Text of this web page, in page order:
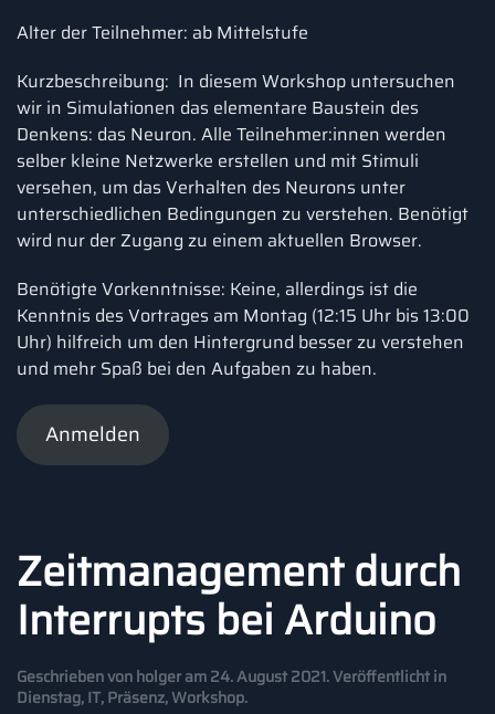
Alter der Teilnehmer: ab Mittelstufe
Kurzbeschreibung: In diesem Workshop untersuchen
wir in Simulationen das elementare Baustein des
Denkens: das Neuron. Alle Teilnehmer:innen werden
selber kleine Netzwerke erstellen und mit Stimuli
versehen, um das Verhalten des Neurons unter
unterschiedlichen Bedingungen zu verstehen. Benötigt
wird nur der Zugang zu einem aktuellen Browser.
Benötigte Vorkenntnisse: Keine, allerdings ist die
Kenntnis des Vortrages am Montag (12:15 Uhr bis 13:00
Uhr) hilfreich um den Hintergrund besser zu verstehen
und mehr Spaß bei den Aufgaben zu haben.
Anmelden
Zeitmanagement durch
Interrupts bei Arduino
Geschrieben vonholgeram24. August 2021. Veröffentlicht in
Dienstag,IT,Präsenz,Workshop.